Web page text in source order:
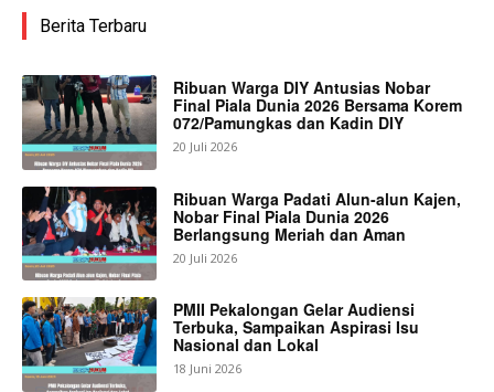
Berita Terbaru
Ribuan Warga DIY Antusias Nobar
Final Piala Dunia 2026 Bersama Korem
072/Pamungkas dan Kadin DIY
20 Juli 2026
Ribuan Warga Padati Alun-alun Kajen,
Nobar Final Piala Dunia 2026
Berlangsung Meriah dan Aman
20 Juli 2026
PMII Pekalongan Gelar Audiensi
Terbuka, Sampaikan Aspirasi Isu
Nasional dan Lokal
18 Juni 2026